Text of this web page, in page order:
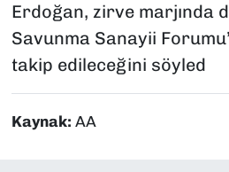
Erdoğan, zirve marjında
Savunma Sanayii
takip edileceğini söyled
Kaynak: AA